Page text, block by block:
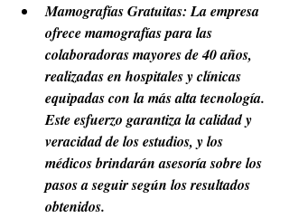
Mamografías Gratuitas: La empresa
ofrece mamografías para las
colaboradoras mayores de 40 años,
realizadas en hospitales y clínicas
equipadas con la más alta tecnología.
Este esfuerzo garantiza la calidad y
veracidad de los estudios, y los
médicos brindarán asesoría sobre los
pasos a seguir según los resultados
obtenidos.